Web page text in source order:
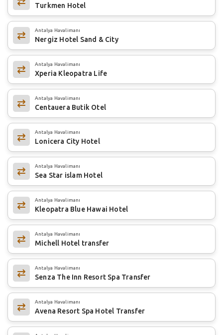
Turkmen Hotel
Antalya Havalimanı
Nergiz Hotel Sand & City
Antalya Havalimanı
Xperia Kleopatra Life
Antalya Havalimanı
Centauera Butik Otel
Antalya Havalimanı
Lonicera City Hotel
Antalya Havalimanı
Sea Star islam Hotel
Antalya Havalimanı
Kleopatra Blue Hawai Hotel
Antalya Havalimanı
Michell Hotel transfer
Antalya Havalimanı
Senza The Inn Resort Spa Transfer
Antalya Havalimanı
Avena Resort Spa Hotel Transfer